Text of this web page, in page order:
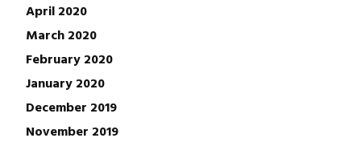
April 2020
March 2020
February 2020
January 2020
December 2019
November 2019